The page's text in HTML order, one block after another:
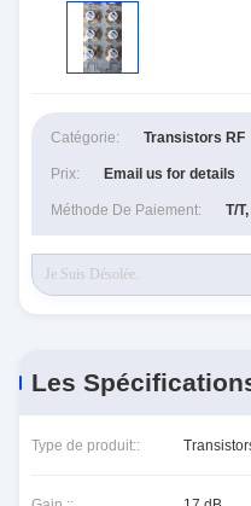
Catégorie: Transistors RF
Prix: Email us for details
Méthode De Paiement: T/
Les
Type de produit::